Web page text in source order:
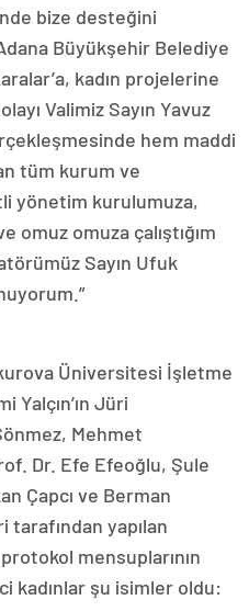
bize desteğini
Büyükşehir Belediye
kadın projelerine
Valimiz Sayın Yavuz
hem maddi
tüm kurum ve
yönetim kurulumuza,
omuz omuza çalıştığım
Sayın Ufuk
Üniversitesi İşletme
Yalçın’ın Jüri
Mehmet
Dr. Efe Efeoğlu, Şule
Çapcı ve Berman
tarafından yapılan
mensuplarının
kadınlar şu isimler oldu: